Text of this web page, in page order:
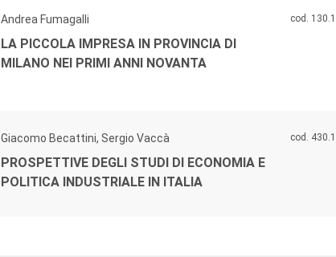
Andrea Fumagalli
LA PICCOLA IMPRESA IN PROVINCIA DI
MILANO NEI PRIMI ANNI NOVANTA
cod.
Giacomo Becattini, Sergio Vaccà
PROSPETTIVE DEGLI STUDI DI ECONOMIA E
POLITICA INDUSTRIALE IN ITALIA
cod.